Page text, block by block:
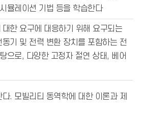
뮬레이션 기법 등을 학습한다
한 요구에 대응하기 위해 요구되는
기 및 전력 변환 장치를 포함하는 전
으로, 다양한 고정자 절연 상태, 베어
. 모빌리티 동역학에 대한 이론과 제